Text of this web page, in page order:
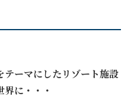
ーマにしたリゾート施設
に・・・